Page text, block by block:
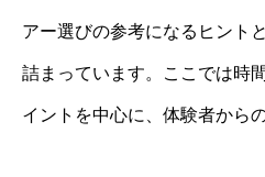
アー選びの参考になるヒント
詰まっています。ここでは時
イントを中心に、体験者から